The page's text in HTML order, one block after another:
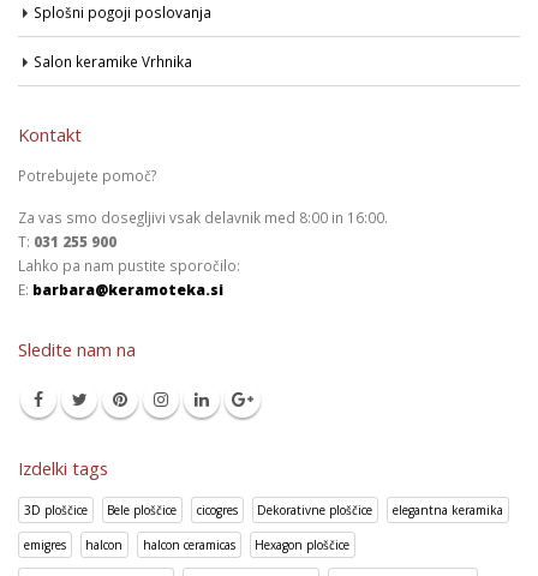
Splošni pogoji poslovanja
Salon keramike Vrhnika
Kontakt
Potrebujete pomoč?
Za vas smo dosegljivi vsak delavnik med 8:00 in 16:00.
T: 031 255 900
Lahko pa nam pustite sporočilo:
E: barbara@keramoteka.si
Sledite nam na
Izdelki tags
3D ploščice Bele ploščice cicogres Dekorativne ploščice elegantna keramika
emigres halcon halcon ceramicas Hexagon ploščice